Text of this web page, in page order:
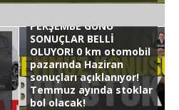
PERŞEMBE GÜNÜ
SONUÇLAR BELLİ
OLUYOR! 0 km otomobil
pazarında Haziran
sonuçları açıklanıyor!
Temmuz ayında stoklar
bol olacak!